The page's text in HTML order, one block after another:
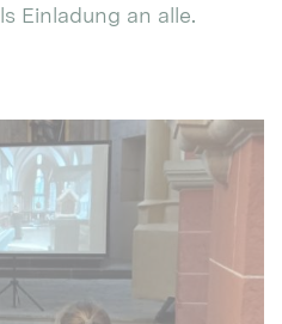
Einladung an alle.